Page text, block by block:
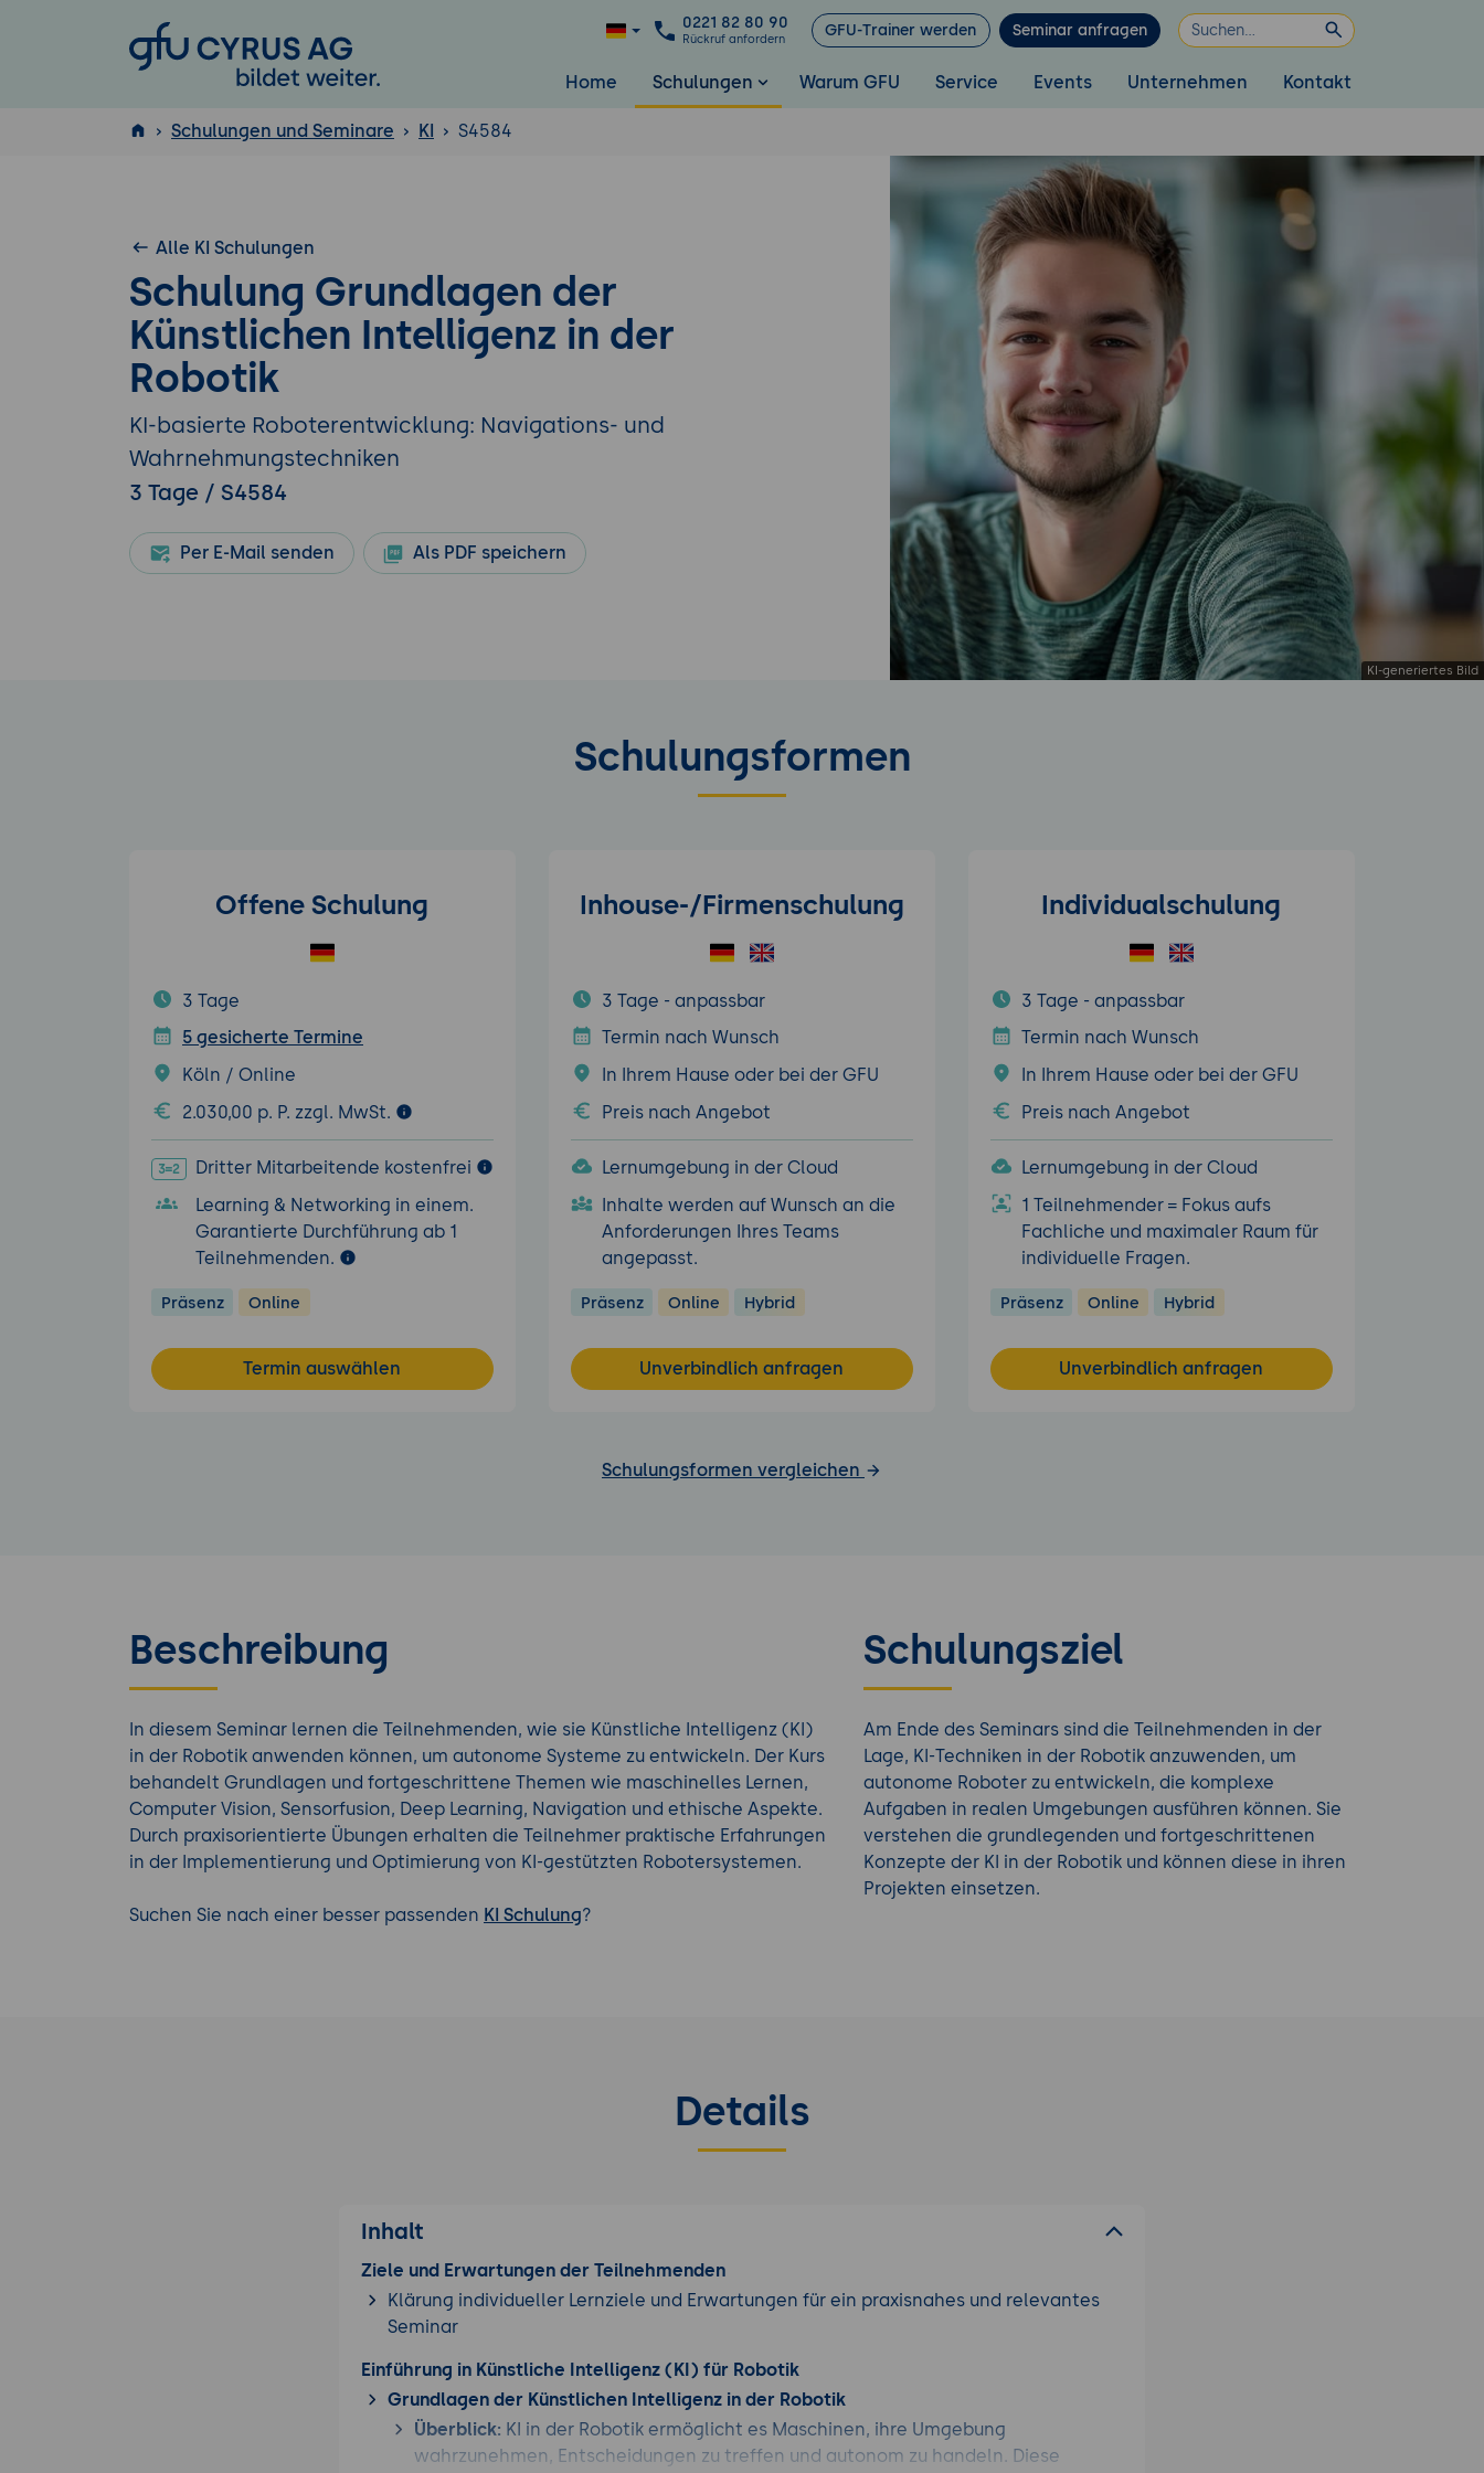
GFU Cyrus AG
0221 82 80 90
Rückruf anfordern GFU-Trainer werden Seminar anfragen
Home Schulungen Warum GFU Service Events Unternehmen Kontakt
ISTQB
Schulungen und Seminare KI S4584
Alle KI Schulungen
Schulung Grundlagen der
Künstlichen Intelligenz in der
Robotik
KI-basierte Roboterentwicklung: Navigations- und
Wahrnehmungstechniken
3 Tage / S4584
Per E-Mail senden Als PDF speichern
Schulungsformen
Offene Schulung
3 Tage
5 gesicherte Termine
Köln / Online
2.030,00 p. P. zzgl. MwSt.
Dritter Mitarbeitende kostenfrei
Learning & Networking in einem.
Garantierte Durchführung ab 1
Teilnehmenden.
Präsenz Online
Termin auswählen
Inhouse-/Firmenschulung
3 Tage - anpassbar
Termin nach Wunsch
In Ihrem Hause oder bei der GFU
Preis nach Angebot
Lernumgebung in der Cloud
Inhalte werden auf Wunsch an die
Anforderungen Ihres Teams
angepasst.
Präsenz Online Hybrid
Unverbindlich anfragen
Individualschulung
3 Tage - anpassbar
Termin nach Wunsch
In Ihrem Hause oder bei der GFU
Preis nach Angebot
Lernumgebung in der Cloud
1 Teilnehmender = Fokus aufs
Fachliche und maximaler Raum für
individuelle Fragen.
Präsenz Online Hybrid
Unverbindlich anfragen
Schulungsformen vergleichen
Beschreibung
In diesem Seminar lernen die Teilnehmenden, wie sie Künstliche Intelligenz (KI)
in der Robotik anwenden können, um autonome Systeme zu entwickeln. Der Kurs
behandelt Grundlagen und fortgeschrittene Themen wie maschinelles Lernen,
Computer Vision, Sensorfusion, Deep Learning, Navigation und ethische Aspekte.
Durch praxisorientierte Übungen erhalten die Teilnehmer praktische Erfahrungen
in der Implementierung und Optimierung von KI-gestützten Robotersystemen.
Suchen Sie nach einer besser passenden KI Schulung?
Schulungsziel
Am Ende des Seminars sind die Teilnehmenden in der
Lage, KI-Techniken in der Robotik anzuwenden, um
autonome Roboter zu entwickeln, die komplexe
Aufgaben in realen Umgebungen ausführen können. Sie
verstehen die grundlegenden und fortgeschrittenen
Konzepte der KI in der Robotik und können diese in ihren
Projekten einsetzen.
Details
Inhalt
Ziele und Erwartungen der Teilnehmenden
Klärung individueller Lernziele und Erwartungen für ein praxisnahes und relevantes
Seminar
Einführung in Künstliche Intelligenz (KI) für Robotik
Grundlagen der Künstlichen Intelligenz in der Robotik
Überblick: KI in der Robotik ermöglicht es Maschinen, ihre Umgebung
wahrzunehmen, Entscheidungen zu treffen und autonom zu handeln. Diese